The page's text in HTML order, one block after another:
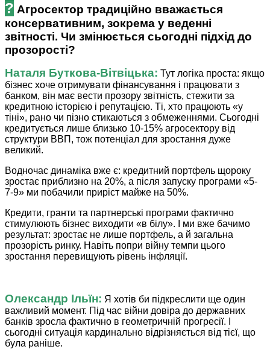
? Агросектор традиційно вважається
консервативним, зокрема у веденні
звітності. Чи змінюється сьогодні підхід до
прозорості?
Наталя ­Буткова-Вітвіцька: Тут логіка проста: якщо
бізнес хоче отримувати фінансування і працювати з
банком, він має вести прозору звітність, стежити за
кредитною історією і репутацією. Ті, хто працюють «у
тіні», рано чи пізно стикаються з обмеженнями. Сьогодні
кредитується лише близько 10-15% агросектору від
структури ВВП, тож потенціал для зростання дуже
великий.
Водночас динаміка вже є: кредитний портфель щороку
зростає приблизно на 20%, а після запуску програми «5-
7-9» ми побачили приріст майже на 50%.
Кредити, гранти та партнерські програми фактично
стимулюють бізнес виходити «в білу». І ми вже бачимо
результат: зростає не лише портфель, а й загальна
прозорість ринку. Навіть попри війну темпи цього
зростання перевищують рівень інфляції.
Олександр Ільїн: Я хотів би підкреслити ще один
важливий момент. Під час війни довіра до державних
банків зросла фактично в геометричній прогресії. І
сьогодні ситуація кардинально відрізняється від тієї, що
була раніше.